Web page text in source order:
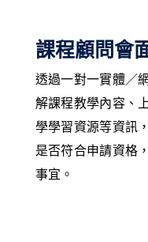
課程顧問會
透過一對一實體／
解課程教學內容、
學學習資源等資訊
是否符合申請資格
事宜。